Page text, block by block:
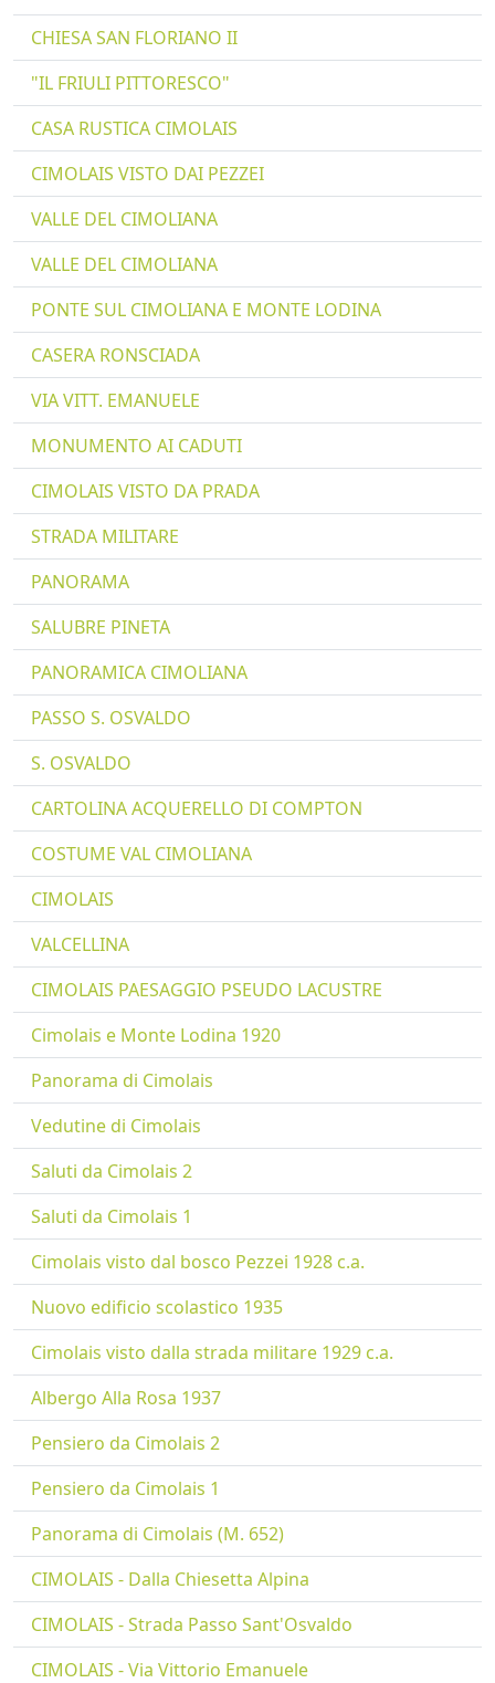
CHIESA SAN FLORIANO II
"IL FRIULI PITTORESCO"
CASA RUSTICA CIMOLAIS
CIMOLAIS VISTO DAI PEZZEI
VALLE DEL CIMOLIANA
VALLE DEL CIMOLIANA
PONTE SUL CIMOLIANA E MONTE LODINA
CASERA RONSCIADA
VIA VITT. EMANUELE
MONUMENTO AI CADUTI
CIMOLAIS VISTO DA PRADA
STRADA MILITARE
PANORAMA
SALUBRE PINETA
PANORAMICA CIMOLIANA
PASSO S. OSVALDO
S. OSVALDO
CARTOLINA ACQUERELLO DI COMPTON
COSTUME VAL CIMOLIANA
CIMOLAIS
VALCELLINA
CIMOLAIS PAESAGGIO PSEUDO LACUSTRE
Cimolais e Monte Lodina 1920
Panorama di Cimolais
Vedutine di Cimolais
Saluti da Cimolais 2
Saluti da Cimolais 1
Cimolais visto dal bosco Pezzei 1928 c.a.
Nuovo edificio scolastico 1935
Cimolais visto dalla strada militare 1929 c.a.
Albergo Alla Rosa 1937
Pensiero da Cimolais 2
Pensiero da Cimolais 1
Panorama di Cimolais (M. 652)
CIMOLAIS - Dalla Chiesetta Alpina
CIMOLAIS - Strada Passo Sant'Osvaldo
CIMOLAIS - Via Vittorio Emanuele